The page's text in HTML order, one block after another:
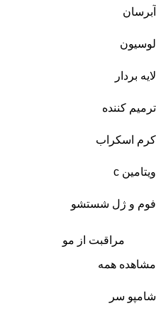
آبرسان
لوسیون
لایه بردار
ترمیم کننده
کرم اسکراب
ویتامین c
فوم و ژل شستشو
مراقبت از مو
مشاهده همه
شامپو سر